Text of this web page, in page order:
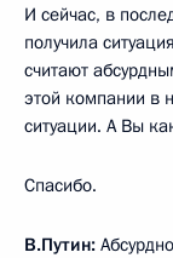
И сейчас, в
получила
считают
этой компании в
ситуации. А Вы
Спасибо.
В.Путин: